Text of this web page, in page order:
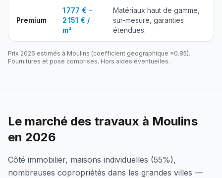
Premium
1 777 € –
2 151 € /
m²
Matériaux haut de gamme,
sur-mesure, garanties
étendues.
Prix 2026 estimés à Moulins (coefficient géographique ×0.85).
Fournitures et pose comprises. Hors aides éventuelles.
Le marché des travaux à Moulins
en 2026
Côté immobilier, maisons individuelles (55%),
nombreuses copropriétés dans les grandes villes —